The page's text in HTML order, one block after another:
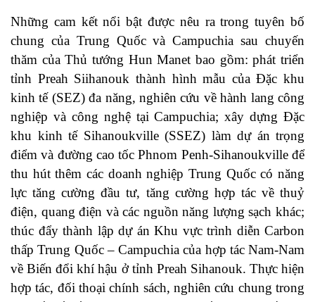
Những cam kết nổi bật được nêu ra trong tuyên bố
chung của Trung Quốc và Campuchia sau chuyến
thăm của Thủ tướng Hun Manet bao gồm: phát triển
tỉnh Preah Siihanouk thành hình mẫu của Đặc khu
kinh tế (SEZ) đa năng, nghiên cứu về hành lang công
nghiệp và công nghệ tại Campuchia; xây dựng Đặc
khu kinh tế Sihanoukville (SSEZ) làm dự án trọng
điểm và đường cao tốc Phnom Penh-Sihanoukville để
thu hút thêm các doanh nghiệp Trung Quốc có năng
lực tăng cường đầu tư, tăng cường hợp tác về thuỷ
điện, quang điện và các nguồn năng lượng sạch khác;
thúc đẩy thành lập dự án Khu vực trình diễn Carbon
thấp Trung Quốc – Campuchia của hợp tác Nam-Nam
về Biến đổi khí hậu ở tỉnh Preah Sihanouk. Thực hiện
hợp tác, đối thoại chính sách, nghiên cứu chung trong